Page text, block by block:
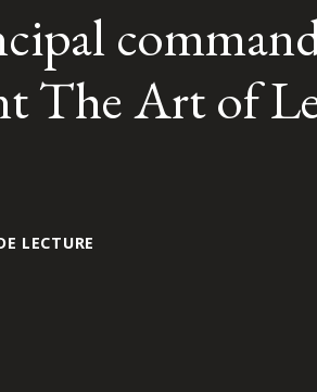
The Art of
LECTURE